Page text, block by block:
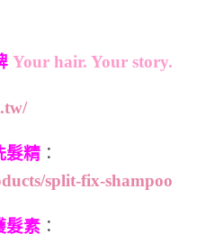
Your hair. Your story.
髮精：
split-fix-shampoo
髮素：